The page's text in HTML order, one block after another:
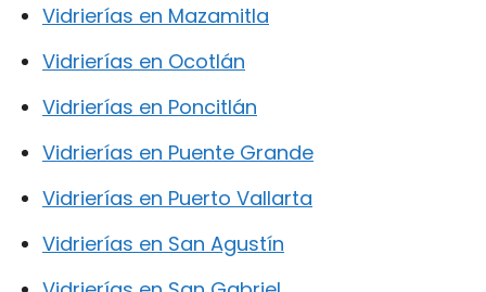
Vidrierías en Mazamitla
Vidrierías en Ocotlán
Vidrierías en Poncitlán
Vidrierías en Puente Grande
Vidrierías en Puerto Vallarta
Vidrierías en San Agustín